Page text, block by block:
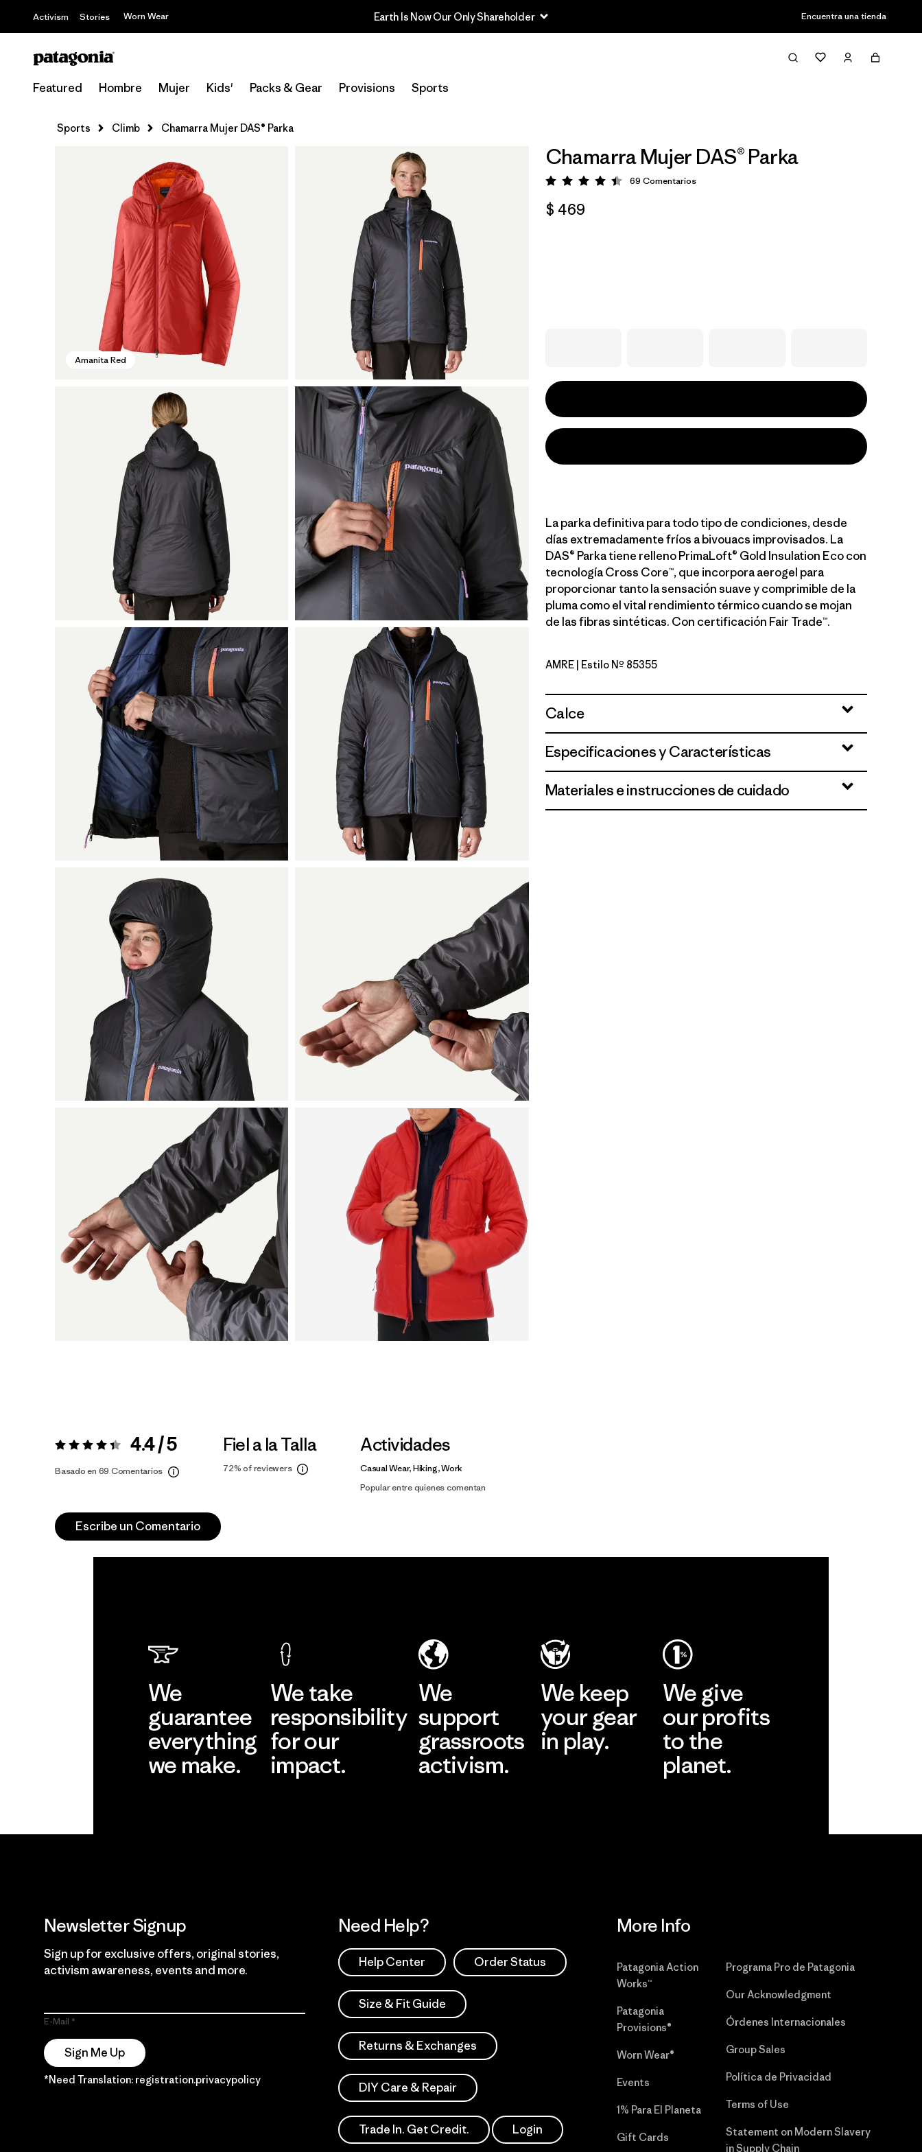
Activism Stories Worn Wear Earth Is Now Our Only Shareholder Encuentra una tienda
Featured Hombre Mujer Kids' Packs & Gear Provisions Sports
Sports Climb Chamarra Mujer DAS® Parka
Amanita Red
Chamarra Mujer DAS® Parka
Valoración: 4.5 / 5
69 Comentarios
$ 469
La parka definitiva para todo tipo de condiciones, desde
días extremadamente fríos a bivouacs improvisados. La
DAS® Parka tiene relleno PrimaLoft® Gold Insulation Eco con
tecnología Cross Core™, que incorpora aerogel para
proporcionar tanto la sensación suave y comprimible de la
pluma como el vital rendimiento térmico cuando se mojan
de las fibras sintéticas. Con certificación Fair Trade™.
Amanita Red
AMRE | Estilo Nº 85355
Calce
Especificaciones y Características
Materiales e instrucciones de cuidado
Valoración:4.4 / 5 4.4 / 5
Basado en 69 Comentarios
Fiel a la Talla
72%of reviewers
Actividades
Casual Wear, Hiking, Work
Popular entre quienes comentan
Escribe un Comentario
We
guarantee
everything
we make.
We take
responsibility
for our
impact.
We
support
grassroots
activism.
We keep
your gear
in play.
We give
our profits
to the
planet.
Newsletter Signup
Sign up for exclusive offers, original stories,
activism awareness, events and more.
E-Mail
Sign Me Up
*Need Translation: registration.privacypolicy
Need Help?
Help Center Order Status
Size & Fit Guide
Returns & Exchanges
DIY Care & Repair
Trade In. Get Credit. Login
More Info
Patagonia Action
Works™
Patagonia
Provisions®
Worn Wear®
Events
1% Para El Planeta
Gift Cards
Programa Pro de Patagonia
Our Acknowledgment
Órdenes Internacionales
Group Sales
Política de Privacidad
Terms of Use
Statement on Modern Slavery
in Supply Chain